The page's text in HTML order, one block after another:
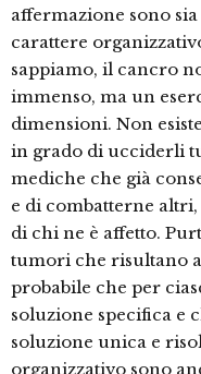
affermazione sono
carattere
sappiamo, il cancro
immenso, ma un
dimensioni. Non
in grado di ucciderli
mediche che già
e di combatterne
di chi ne è affetto.
tumori che risultano
probabile che per
soluzione specifica e
soluzione unica e
organizzativo sono